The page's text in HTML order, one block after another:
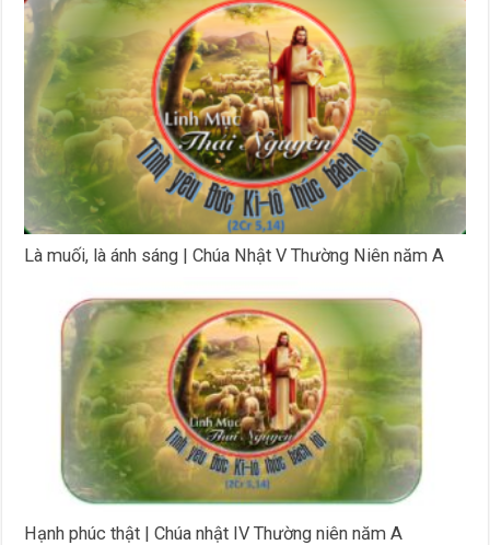
Là muối, là ánh sáng | Chúa Nhật V Thường Niên năm A
Hạnh phúc thật | Chúa nhật IV Thường niên năm A